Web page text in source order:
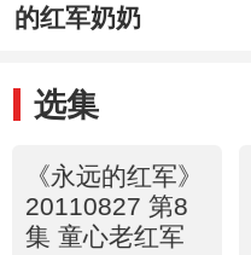
的红军奶奶
选集
《永远的红军》
20110827 第8
集 童心老红军